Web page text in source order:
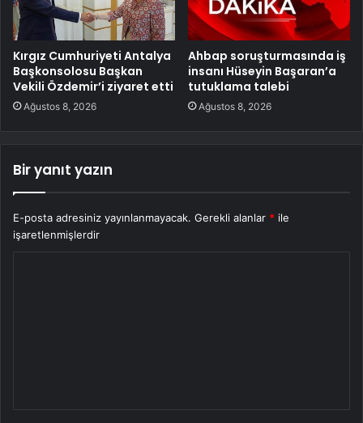
Kırgız Cumhuriyeti Antalya
Başkonsolosu Başkan
Vekili Özdemir’i ziyaret etti
Ağustos 8, 2026
Ahbap soruşturmasında iş
insanı Hüseyin Başaran’a
tutuklama talebi
Ağustos 8, 2026
Bir yanıt yazın
E-posta adresiniz yayınlanmayacak. Gerekli alanlar * ile
işaretlenmişlerdir